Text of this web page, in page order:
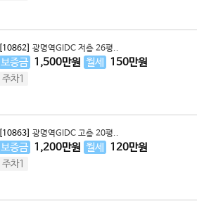
[10862] 광명역GIDC 저층 26평..
보증금 1,500만원 월세 150만원
주차1
[10863] 광명역GIDC 고층 20평..
보증금 1,200만원 월세 120만원
주차1